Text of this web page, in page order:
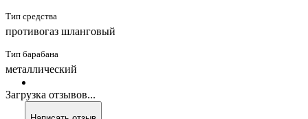
Тип средства
противогаз шланговый
Тип барабана
металлический
Загрузка отзывов...